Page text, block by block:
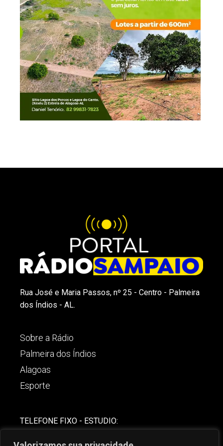
Rua José e Maria Passos, nº 25 - Centro - Palmeira
dos Índios - AL.
Sobre a Rádio
Palmeira dos Índios
Alagoas
Esporte
TELEFONE FIXO - ESTUDIO: